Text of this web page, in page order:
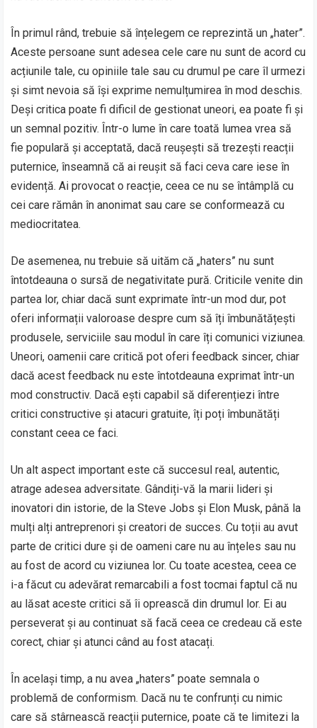
În primul rând, trebuie să înțelegem ce reprezintă un „hater”.
Aceste persoane sunt adesea cele care nu sunt de acord cu
acțiunile tale, cu opiniile tale sau cu drumul pe care îl urmezi
și simt nevoia să își exprime nemulțumirea în mod deschis.
Deși critica poate fi dificil de gestionat uneori, ea poate fi și
un semnal pozitiv. Într-o lume în care toată lumea vrea să
fie populară și acceptată, dacă reușești să trezești reacții
puternice, înseamnă că ai reușit să faci ceva care iese în
evidență. Ai provocat o reacție, ceea ce nu se întâmplă cu
cei care rămân în anonimat sau care se conformează cu
mediocritatea.
De asemenea, nu trebuie să uităm că „haters” nu sunt
întotdeauna o sursă de negativitate pură. Criticile venite din
partea lor, chiar dacă sunt exprimate într-un mod dur, pot
oferi informații valoroase despre cum să îți îmbunătățești
produsele, serviciile sau modul în care îți comunici viziunea.
Uneori, oamenii care critică pot oferi feedback sincer, chiar
dacă acest feedback nu este întotdeauna exprimat într-un
mod constructiv. Dacă ești capabil să diferențiezi între
critici constructive și atacuri gratuite, îți poți îmbunătăți
constant ceea ce faci.
Un alt aspect important este că succesul real, autentic,
atrage adesea adversitate. Gândiți-vă la marii lideri și
inovatori din istorie, de la Steve Jobs și Elon Musk, până la
mulți alți antreprenori și creatori de succes. Cu toții au avut
parte de critici dure și de oameni care nu au înțeles sau nu
au fost de acord cu viziunea lor. Cu toate acestea, ceea ce
i-a făcut cu adevărat remarcabili a fost tocmai faptul că nu
au lăsat aceste critici să îi oprească din drumul lor. Ei au
perseverat și au continuat să facă ceea ce credeau că este
corect, chiar și atunci când au fost atacați.
În același timp, a nu avea „haters” poate semnala o
problemă de conformism. Dacă nu te confrunți cu nimic
care să stârnească reacții puternice, poate că te limitezi la